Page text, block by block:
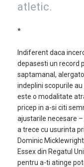
atletic.
*
Indiferent daca
depasesti un record
saptamanal,
indeplini scopurile
este o modalitate
pricep in a-si citi
ajustarile necesare
a trece cu usurinta
Dominic
Essex din Regatul
pentru a-ti atinge